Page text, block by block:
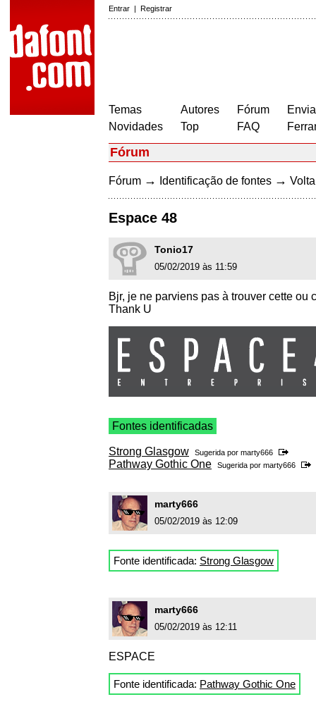
Entrar | Registrar
Temas
Novidades
Autores
Top
Fórum
FAQ
Fórum
Fórum → Identificação de fontes →
Espace 48
Tonio17
05/02/2019 às 11:59
Bjr, je ne parviens pas à trouver cette ou
Thank U
Fontes identificadas
Strong Glasgow Sugerida por marty666
Pathway Gothic One Sugerida por marty666
marty666
05/02/2019 às 12:09
Fonte identificada: Strong Glasgow
marty666
05/02/2019 às 12:11
ESPACE
Fonte identificada: Pathway Gothic One